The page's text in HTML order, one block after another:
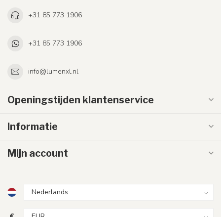
+31 85 773 1906
+31 85 773 1906
info@lumenxl.nl
Openingstijden klantenservice
Informatie
Mijn account